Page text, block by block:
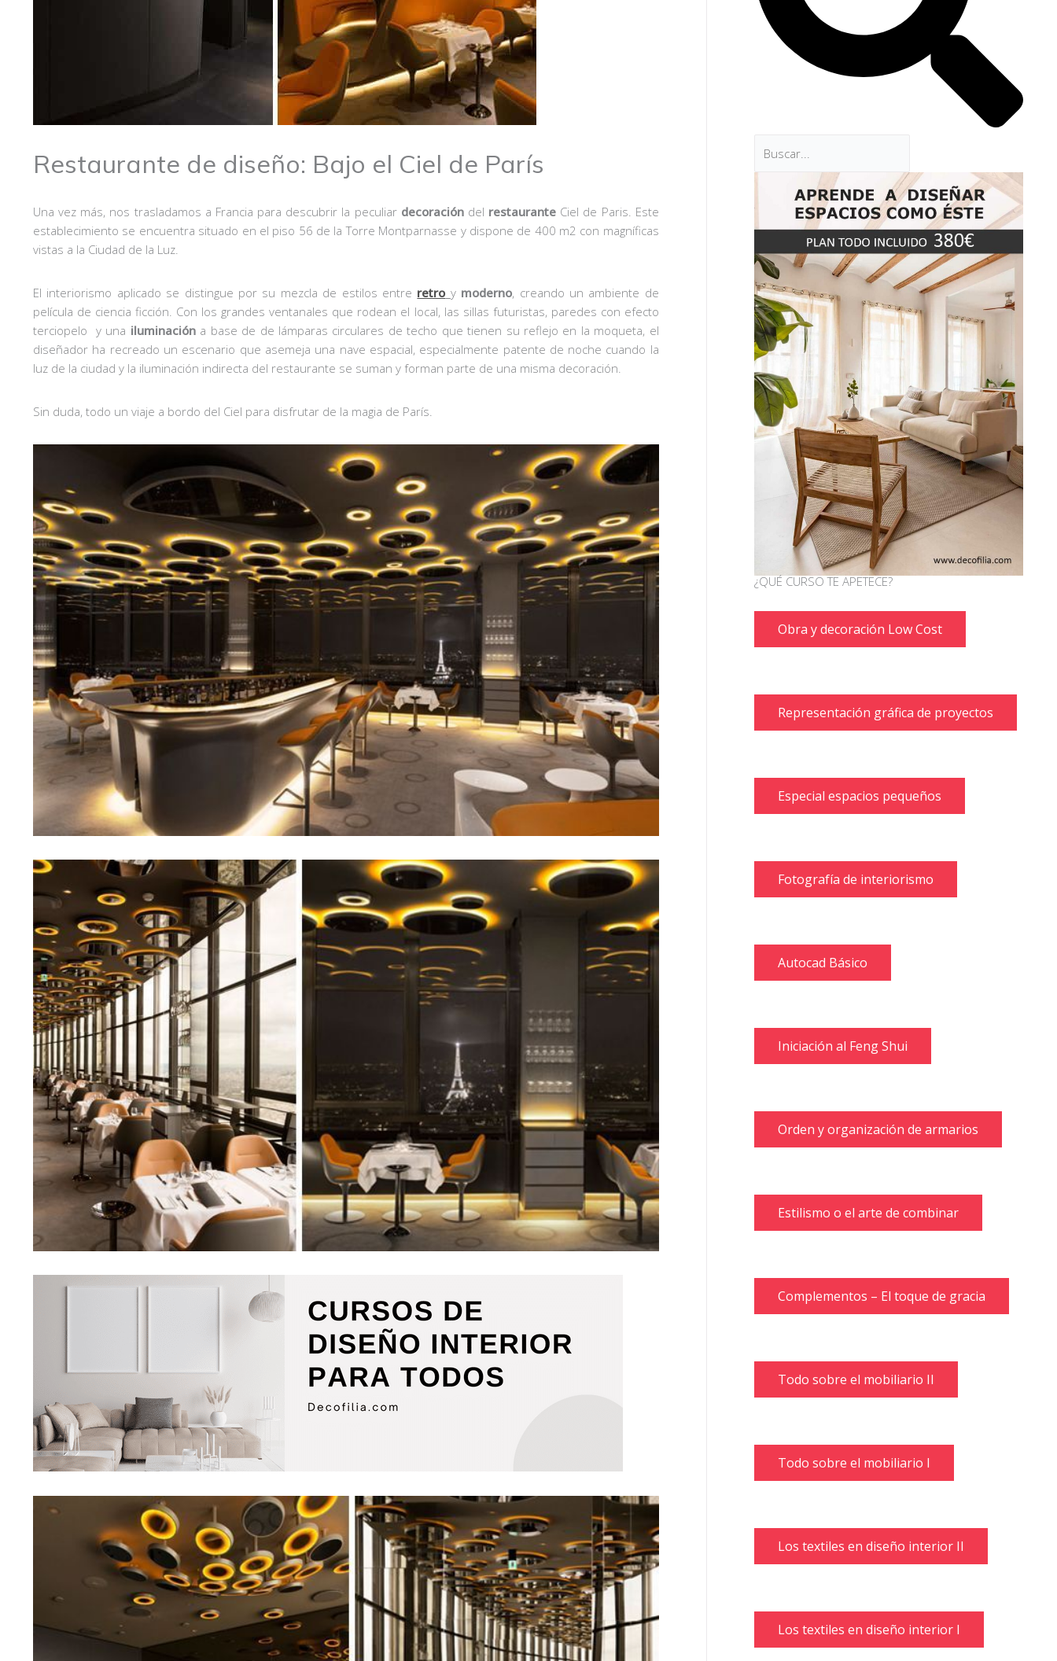
Restaurante de diseño: Bajo el Ciel de París
Una vez más, nos trasladamos a Francia para descubrir la peculiar decoracióndel restaurante Ciel de Paris. Este
establecimiento se encuentra situado en el piso 56 de la Torre Montparnasse y dispone de 400 m2 con magníficas
vistas a la Ciudad de la Luz.
El interiorismo aplicado se distingue por su mezcla de estilos entre retro y moderno, creando un ambiente de
película de ciencia ficción. Con los grandes ventanales que rodean el local, las sillas futuristas, paredes con efecto
terciopelo y una iluminacióna base de de lámparas circulares de techo que tienen su reflejo en la moqueta, el
diseñador ha recreado un escenario que asemeja una nave espacial, especialmente patente de noche cuando la
luz de la ciudad y la iluminación indirecta del restaurante se suman y forman parte de una misma decoración.
Sin duda, todo un viaje a bordo del Ciel para disfrutar de la magia de París.
¿QUÉ CURSO TE APETECE?
Obra y decoración Low Cost
Representación gráfica de proyectos
Especial espacios pequeños
Fotografía de interiorismo
Autocad Básico
Iniciación al Feng Shui
Orden y organización de armarios
Estilismo o el arte de combinar
Complementos – El toque de gracia
Todo sobre el mobiliario II
Todo sobre el mobiliario I
Los textiles en diseño interior II
Los textiles en diseño interior I